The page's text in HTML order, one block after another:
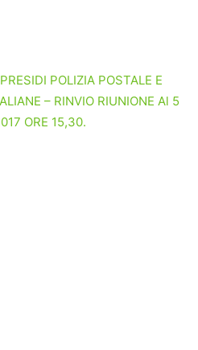
POLIZIA POSTALE E
– RINVIO RIUNIONE Al 5
ORE 15,30.